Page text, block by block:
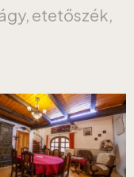
etetőszék,